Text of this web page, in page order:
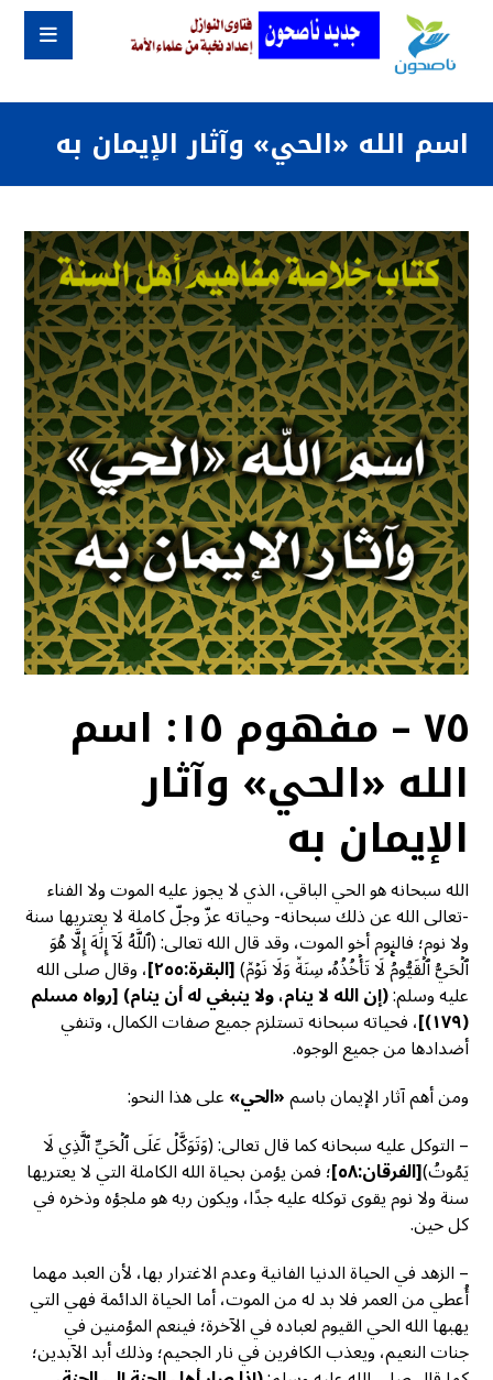
اسم الله «الحي» وآثار الإيمان به
٧٥ – مفهوم ١٥: اسم
الله «الحي» وآثار
الإيمان به
الله سبحانه هو الحي الباقي، الذي لا يجوز عليه الموت ولا الفناء
-تعالى الله عن ذلك سبحانه- وحياته عزّ وجلّ كاملة لا يعتريها سنة
ولا نوم؛ فالنوم أخو الموت، وقد قال الله تعالى: (ٱللَّهُ لَآ إِلَٰهَ إِلَّا هُوَ
ٱلۡحَيُّ ٱلۡقَيُّومُۚ لَا تَأۡخُذُهُۥ سِنَةٞ وَلَا نَوۡمٞ)[البقرة:٢٥٥] ، وقال صلى الله
عليه وسلم:(إن الله لا ينام، ولا ينبغي له أن ينام)[رواه مسلم
(١٧٩)] ، فحياته سبحانه تستلزم جميع صفات الكمال، وتنفي
أضدادها من جميع الوجوه.
ومن أهم آثار الإيمان باسم«الحي»على هذا النحو:
– التوكل عليه سبحانه كما قال تعالى: (وَتَوَكَّلۡ عَلَى ٱلۡحَيِّ ٱلَّذِي لَا
يَمُوتُ)[الفرقان:٥٨] ؛ فمن يؤمن بحياة الله الكاملة التي لا يعتريها
سنة ولا نوم يقوى توكله عليه جدًا، ويكون ربه هو ملجؤه وذخره في
كل حين.
– الزهد في الحياة الدنيا الفانية وعدم الاغترار بها، لأن العبد مهما
أُعطي من العمر فلا بد له من الموت، أما الحياة الدائمة فهي التي
يهبها الله الحي القيوم لعباده في الآخرة؛ فينعم المؤمنين في
جنات النعيم، ويعذب الكافرين في نار الجحيم؛ وذلك أبد الآبدين؛